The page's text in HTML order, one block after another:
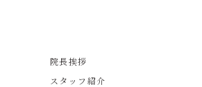
院長挨拶
スタッフ紹介